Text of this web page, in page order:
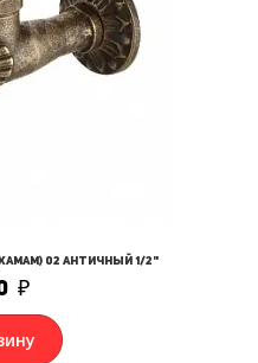
02 античный 1/2"
₽